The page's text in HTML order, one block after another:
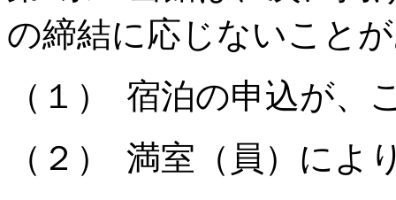
の締結に応じないこと
（１）
宿泊の申込が、
（２）
満室（員）によ